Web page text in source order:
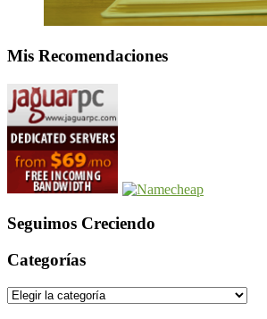
Mis Recomendaciones
Seguimos Creciendo
Categorías
Categorías